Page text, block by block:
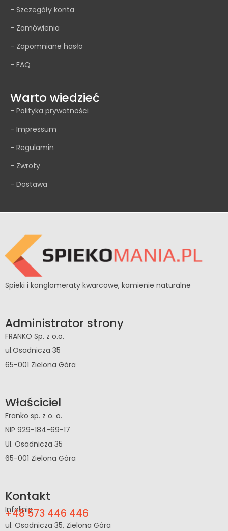
- Szczegóły konta
- Zamówienia
- Zapomniane hasło
- FAQ
Warto wiedzieć
- Polityka prywatności
- Impressum
- Regulamin
- Zwroty
- Dostawa
Spieki i konglomeraty kwarcowe, kamienie naturalne
Administrator strony
FRANKO Sp. z o.o.
ul.Osadnicza 35
65-001 Zielona Góra
Właściciel
Franko sp. z o. o.
NIP 929-184-69-17
Ul. Osadnicza 35
65-001 Zielona Góra
Kontakt
Infolinia
+48 573 446 446
ul. Osadnicza 35, Zielona Góra